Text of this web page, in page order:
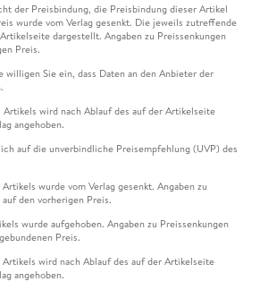
der Preisbindung, die Preisbindung dieser Artikel
wurde vom Verlag gesenkt. Die jeweils zutreffende
dargestellt. Angaben zu Preissenkungen
Preis.
Sie ein, dass Daten an den Anbieter der
Artikels wird nach Ablauf des auf der Artikelseite
angehoben.
auf die unverbindliche Preisempfehlung (UVP) des
wurde vom Verlag gesenkt. Angaben zu
den vorherigen Preis.
wurde aufgehoben. Angaben zu Preissenkungen
Preis.
wird nach Ablauf des auf der Artikelseite
angehoben.